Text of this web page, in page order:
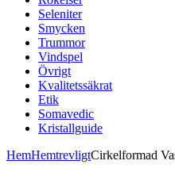
Seleniter
Smycken
Trummor
Vindspel
Övrigt
Kvalitetssäkrat
Etik
Somavedic
Kristallguide
HemHemtrevligtCirkelformad